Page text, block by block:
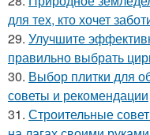
для тех, кто хочет
29. Улучшите
правильно выбрать
30. Выбор плитки для
советы и рекомендации
31. Строительные